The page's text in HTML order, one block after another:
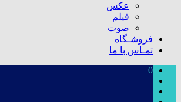
عکس
فیلم
صوت
فروشـگاه
تمـاس با ما
0